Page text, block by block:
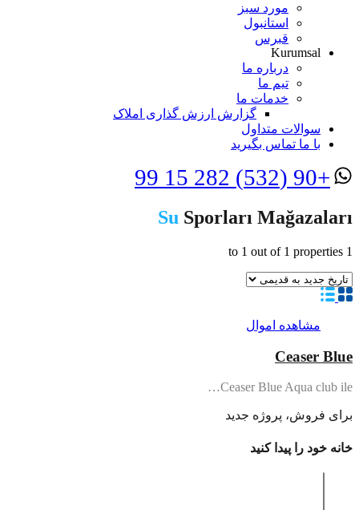
مورد سبز
استانبول
قبرس
Kurumsal
درباره ما
تیم ما
خدمات ما
گزارش ارزش گذاری املاک
سوالات متداول
با ما تماس بگیرید
+90 (532) 282 15 99
Su Sporları Mağazaları
1
to 1 out of 1 properties
مشاهده اموال
Ceaser Blue
Ceaser Blue Aqua club ile…
برای فروش، پروژه جدید
خانه خود را پیدا کنید